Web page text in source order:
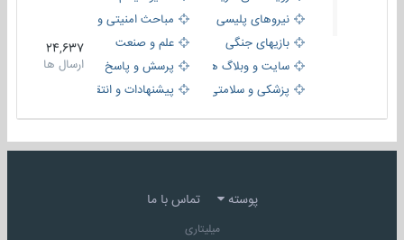
نیروهای پلیسی
مباحث امنیتی و اطلاعاتی
بازیهای جنگی
علم و صنعت
سایت و وبلاگ ها
پرسش و پاسخ
پزشکی و سلامتی
پیشنهادات و انتقادات
24,637
ارسال ها
پوسته تماس با ما
میلیتاری